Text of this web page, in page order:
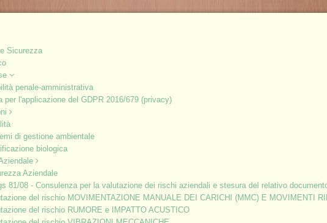
e Sicurezza
penale-amministrativa
per l'applicazione del GDPR 2016/679 (privacy)
di gestione ambientale
biologica
Aziendale
81/08 - Consulenza per la valutazione dei rischi aziendali e stesura del relativo
del rischio MOVIMENTAZIONE MANUALE DEI CARICHI (MMC) E MOVIMENTI
del rischio RUMORE e IMPATTO ACUSTICO
DIRIGENTI E DEI PREPOSTI
di prevenzione dei rischi per la salute e sicurezza sul lavoro è il
capo squadra, capo cantiere, ecc.). Per i preposti la durata
8 ore, per i dirigenti la durata minima sale a 16 ore. Per
del 90%.
Corsi